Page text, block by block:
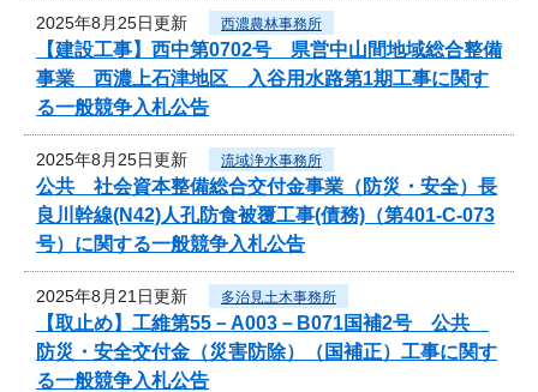
2025年8月25日更新 西濃農林事務所
【建設工事】西中第0702号 県営中山間地域総合整備
事業 西濃上石津地区 入谷用水路第1期工事に関す
る一般競争入札公告
2025年8月25日更新 流域浄水事務所
公共 社会資本整備総合交付金事業（防災・安全）長
良川幹線(N42)人孔防食被覆工事(債務)（第401-C-073
号）に関する一般競争入札公告
2025年8月21日更新 多治見土木事務所
【取止め】工維第55－A003－B071国補2号 公共
防災・安全交付金（災害防除）（国補正）工事に関す
る一般競争入札公告